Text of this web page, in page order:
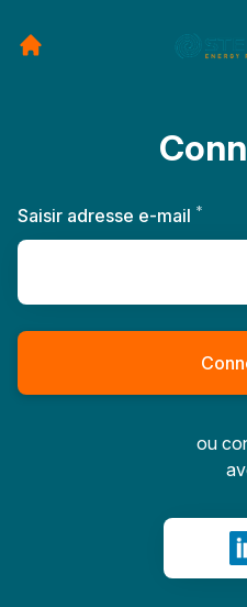
Saisir adresse e-mail *
ou